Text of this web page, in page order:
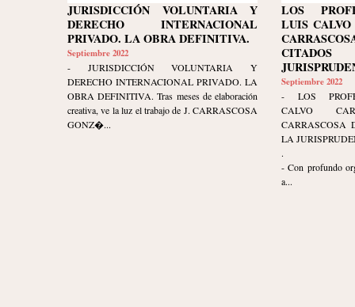
JURISDICCIÓN VOLUNTARIA Y
DERECHO INTERNACIONAL
PRIVADO. LA OBRA DEFINITIVA.
Septiembre 2022
- JURISDICCIÓN VOLUNTARIA Y
DERECHO INTERNACIONAL PRIVADO. LA
OBRA DEFINITIVA. Tras meses de elaboración
creativa, ve la luz el trabajo de J. CARRASCOSA
GONZ�...
LOS
LUIS CALVO
Septiembre 2022
- LOS
CALVO
CARRASCOSA
LA
.
- Con profundo
a...